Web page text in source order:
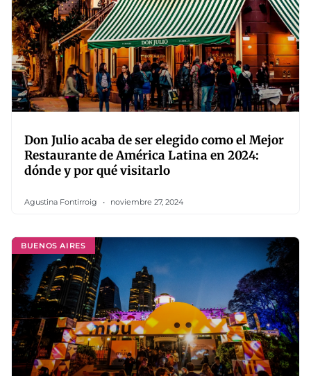
Don Julio acaba de ser elegido como el Mejor
Restaurante de América Latina en 2024:
dónde y por qué visitarlo
Agustina Fontirroig noviembre 27, 2024
BUENOS AIRES